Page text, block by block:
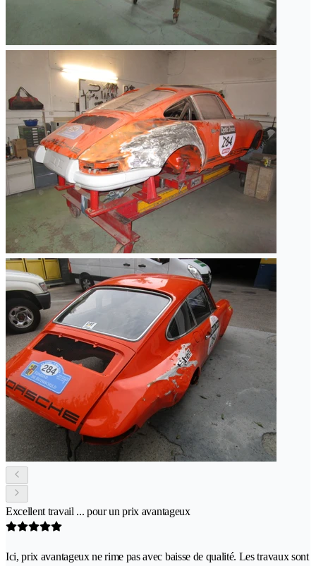
Excellent travail ... pour un prix avantageux
Ici, prix avantageux ne rime pas avec baisse de qualité. Les travaux sont